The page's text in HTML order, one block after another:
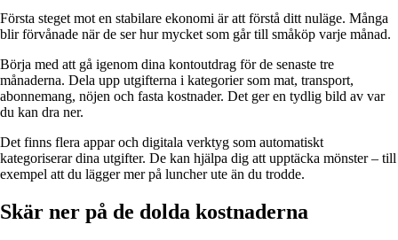
Första steget mot en stabilare ekonomi är att förstå ditt nuläge. Många
blir förvånade när de ser hur mycket som går till småköp varje månad.
Börja med att gå igenom dina kontoutdrag för de senaste tre
månaderna. Dela upp utgifterna i kategorier som mat, transport,
abonnemang, nöjen och fasta kostnader. Det ger en tydlig bild av var
du kan dra ner.
Det finns flera appar och digitala verktyg som automatiskt
kategoriserar dina utgifter. De kan hjälpa dig att upptäcka mönster – till
exempel att du lägger mer på luncher ute än du trodde.
Skär ner på de dolda kostnaderna